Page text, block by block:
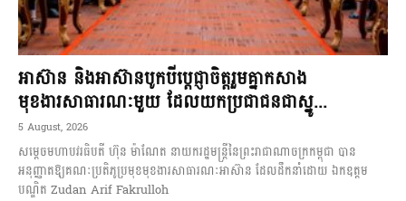
អាស៊ាន និងអាស៊ានបូកបីប្តេជ្ញាចិត្តរួមគ្នាកសាង
មុខងារសាធារណៈមួយ ដែលយកប្រជាជនជាស្នូ...
5 August, 2026
សម្តេចមហាបវរធិបតី ហ៊ុន ម៉ាណែត នាយករដ្ឋមន្ត្រីនៃព្រះរាជាណាចក្រកម្ពុជា បាន
អនុញ្ញាតឱ្យគណៈប្រតិភូប្រមុខមុខងារសាធារណៈអាស៊ាន ដែលដឹកនាំដោយ ឯកឧត្តម
បណ្ឌិត Zudan Arif Fakrulloh